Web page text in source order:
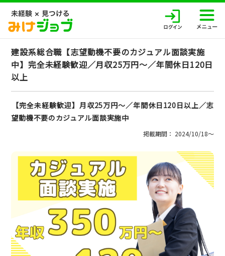
建設系総合職【志望動機不要のカジュアル面談実施
中】完全未経験歓迎／月収25万円～／年間休日120日
以上
【完全未経験歓迎】月収25万円～／年間休日120日以上／志
望動機不要のカジュアル面談実施中
掲載期間： 2024/10/18〜